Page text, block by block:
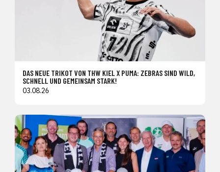
DAS NEUE TRIKOT VON THW KIEL X PUMA: ZEBRAS SIND WILD,
SCHNELL UND GEMEINSAM STARK!
03.08.26